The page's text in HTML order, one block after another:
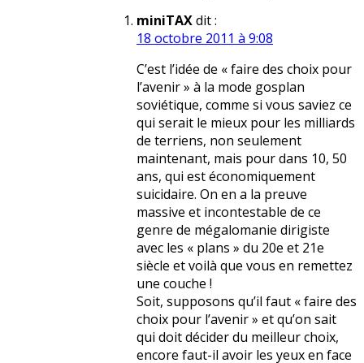
miniTAXdit :
18 octobre 2011 à 9:08
C’est l’idée de « faire des choix pour
l’avenir » à la mode gosplan
soviétique, comme si vous saviez ce
qui serait le mieux pour les milliards
de terriens, non seulement
maintenant, mais pour dans 10, 50
ans, qui est économiquement
suicidaire. On en a la preuve
massive et incontestable de ce
genre de mégalomanie dirigiste
avec les « plans » du 20e et 21e
siècle et voilà que vous en remettez
une couche !
Soit, supposons qu’il faut « faire des
choix pour l’avenir » et qu’on sait
qui doit décider du meilleur choix,
encore faut-il avoir les yeux en face